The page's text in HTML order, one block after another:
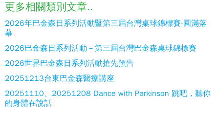
更多相關類別文章..
2026年巴金森日系列活動暨第三屆台灣桌球錦標賽-圓滿落
幕
2026巴金森日系列活動－第三屆台灣巴金森桌球錦標賽
2026世界巴金森日系列活動搶先預告
20251213台東巴金森醫療講座
20251110、20251208 Dance with Parkinson 跳吧，聽你
的身體在說話